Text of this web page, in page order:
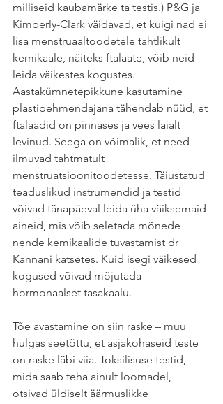
milliseid kaubamärke ta testis.) P&G ja
Kimberly-Clark väidavad, et kuigi nad ei
lisa menstruaaltoodetele tahtlikult
kemikaale, näiteks ftalaate, võib neid
leida väikestes kogustes.
Aastakümnetepikkune kasutamine
plastipehmendajana tähendab nüüd, et
ftalaadid on pinnases ja vees laialt
levinud. Seega on võimalik, et need
ilmuvad tahtmatult
menstruatsioonitoodetesse. Täiustatud
teaduslikud instrumendid ja testid
võivad tänapäeval leida üha väiksemaid
aineid, mis võib seletada mõnede
nende kemikaalide tuvastamist dr
Kannani katsetes. Kuid isegi väikesed
kogused võivad mõjutada
hormonaalset tasakaalu.
Tõe avastamine on siin raske – muu
hulgas seetõttu, et asjakohaseid teste
on raske läbi viia. Toksilisuse testid,
mida saab teha ainult loomadel,
otsivad üldiselt äärmuslikke